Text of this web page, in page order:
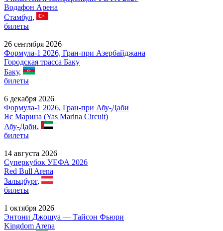
Водафон Арена
Стамбул,
билеты
26 сентября 2026
Формула-1 2026, Гран-при Азербайджана
Городская трасса Баку
Баку,
билеты
6 декабря 2026
Формула-1 2026, Гран-при Абу-Даби
Яс Марина (Yas Marina Circuit)
Абу-Даби,
билеты
14 августа 2026
Суперкубок УЕФА 2026
Red Bull Arena
Зальцбург,
билеты
1 октября 2026
Энтони Джошуа — Тайсон Фьюри
Kingdom Arena